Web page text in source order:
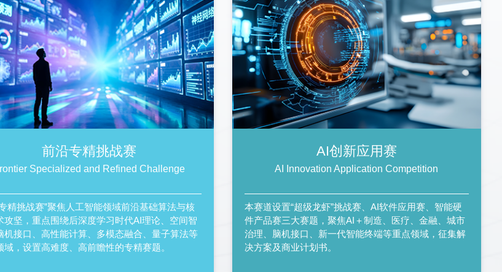
前沿专精挑战赛
Specialized and Refined Challenge
精挑战赛”聚焦人工智能领域前沿基础算法与核
攻坚，重点围绕后深度学习时代AI理论、空间智
机接口、高性能计算、多模态融合、量子算法等
域，设置高难度、高前瞻性的专精赛题。
AI创新应用赛
AI Innovation Application Competition
本赛道设置“超级龙虾”挑战赛、AI软件应用赛、智能硬
件产品赛三大赛题，聚焦AI＋制造、医疗、金融、城市
治理、脑机接口、新一代智能终端等重点领域，征集解
决方案及商业计划书。